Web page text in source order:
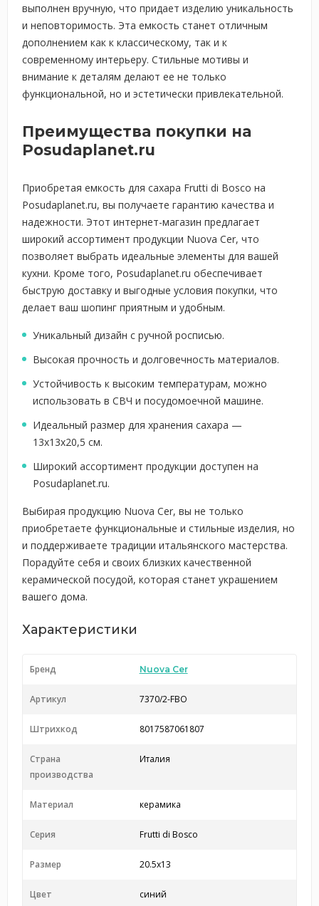
выполнен вручную, что придает изделию уникальность
и неповторимость. Эта емкость станет отличным
дополнением как к классическому, так и к
современному интерьеру. Стильные мотивы и
внимание к деталям делают ее не только
функциональной, но и эстетически привлекательной.
Преимущества покупки на
Posudaplanet.ru
Приобретая емкость для сахара Frutti di Bosco на
Posudaplanet.ru, вы получаете гарантию качества и
надежности. Этот интернет-магазин предлагает
широкий ассортимент продукции Nuova Cer, что
позволяет выбрать идеальные элементы для вашей
кухни. Кроме того, Posudaplanet.ru обеспечивает
быструю доставку и выгодные условия покупки, что
делает ваш шопинг приятным и удобным.
Уникальный дизайн с ручной росписью.
Высокая прочность и долговечность материалов.
Устойчивость к высоким температурам, можно
использовать в СВЧ и посудомоечной машине.
Идеальный размер для хранения сахара —
13x13x20,5 см.
Широкий ассортимент продукции доступен на
Posudaplanet.ru.
Выбирая продукцию Nuova Cer, вы не только
приобретаете функциональные и стильные изделия, но
и поддерживаете традиции итальянского мастерства.
Порадуйте себя и своих близких качественной
керамической посудой, которая станет украшением
вашего дома.
Характеристики
Бренд Nuova Cer
Артикул 7370/2-FBO
Штрихкод 8017587061807
Страна
производства
Италия
Материал керамика
Серия Frutti di Bosco
Размер 20.5x13
Цвет синий